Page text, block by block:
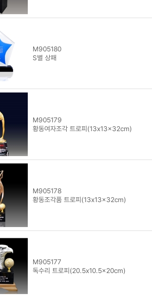
M905180
S별 상패
M905179
황동여자조각 트로피(13x13x32cm)
M905178
황동조각품 트로피(13x13x32cm)
M905177
독수리 트로피(20.5x10.5x20cm)